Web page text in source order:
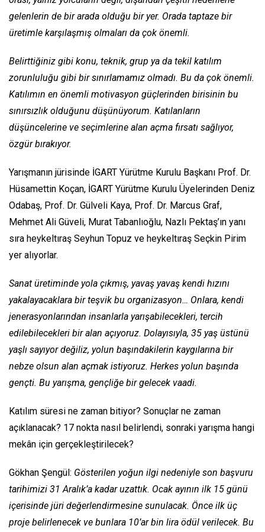
gelenlerin de bir arada olduğu bir yer. Orada taptaze bir
üretimle karşılaşmış olmaları da çok önemli.
Belirttiğiniz gibi konu, teknik, grup ya da tekil katılım
zorunluluğu gibi bir sınırlamamız olmadı. Bu da çok önemli.
Katılımın en önemli motivasyon güçlerinden birisinin bu
sınırsızlık olduğunu düşünüyorum. Katılanların
düşüncelerine ve seçimlerine alan açma fırsatı sağlıyor,
özgür bırakıyor.
Yarışmanın jürisinde İGART Yürütme Kurulu Başkanı Prof. Dr.
Hüsamettin Koçan, İGART Yürütme Kurulu Üyelerinden Deniz
Odabaş, Prof. Dr. Gülveli Kaya, Prof. Dr. Marcus Graf,
Mehmet Ali Güveli, Murat Tabanlıoğlu, Nazlı Pektaş’ın yanı
sıra heykeltıraş Seyhun Topuz ve heykeltıraş Seçkin Pirim
yer alıyorlar.
Sanat üretiminde yola çıkmış, yavaş yavaş kendi hızını
yakalayacaklara bir teşvik bu organizasyon… Onlara, kendi
jenerasyonlarından insanlarla yarışabilecekleri, tercih
edilebilecekleri bir alan açıyoruz. Dolayısıyla, 35 yaş üstünü
yaşlı sayıyor değiliz, yolun başındakilerin kaygılarına bir
nebze olsun alan açmak istiyoruz. Herkes yolun başında
gençti. Bu yarışma, gençliğe bir gelecek vaadi.
Katılım süresi ne zaman bitiyor? Sonuçlar ne zaman
açıklanacak? 17 nokta nasıl belirlendi, sonraki yarışma hangi
mekân için gerçekleştirilecek?
Gökhan Şengül: Gösterilen yoğun ilgi nedeniyle son başvuru
tarihimizi 31 Aralık’a kadar uzattık. Ocak ayının ilk 15 günü
içerisinde jüri değerlendirmesine sunulacak. Önce ilk üç
proje belirlenecek ve bunlara 10’ar bin lira ödül verilecek. Bu